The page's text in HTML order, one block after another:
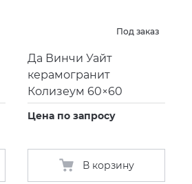
Под заказ
Да Винчи Уайт
керамогранит
Колизеум 60×60
Цена по запросу
В корзину